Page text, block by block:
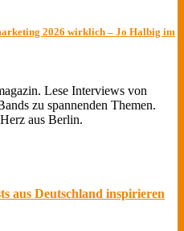
2026 wirklich – Jo Halbig im
Lese Interviews von
zu spannenden Themen.
aus Berlin.
aus Deutschland inspirieren